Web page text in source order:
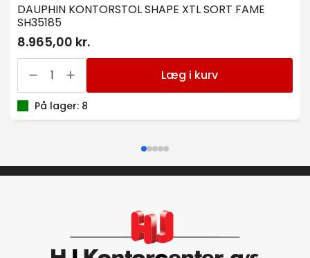
DAUPHIN KONTORSTOL SHAPE XTL SORT FAME
SH35185
8.965,00 kr.
DAUPHIN
KONTORSTOL
XTL
SORT
FAME
Læg i kurv
På lager: 8